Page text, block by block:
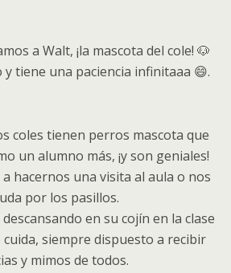
a Walt, ¡la mascota del cole! 🐶
y tiene una paciencia infinitaaa 😄.
coles tienen perros mascota que
un alumno más, ¡y son geniales!
a hacernos una visita al aula o nos
por los pasillos.
en su cojín en la clase
siempre dispuesto a recibir
y mimos de todos.